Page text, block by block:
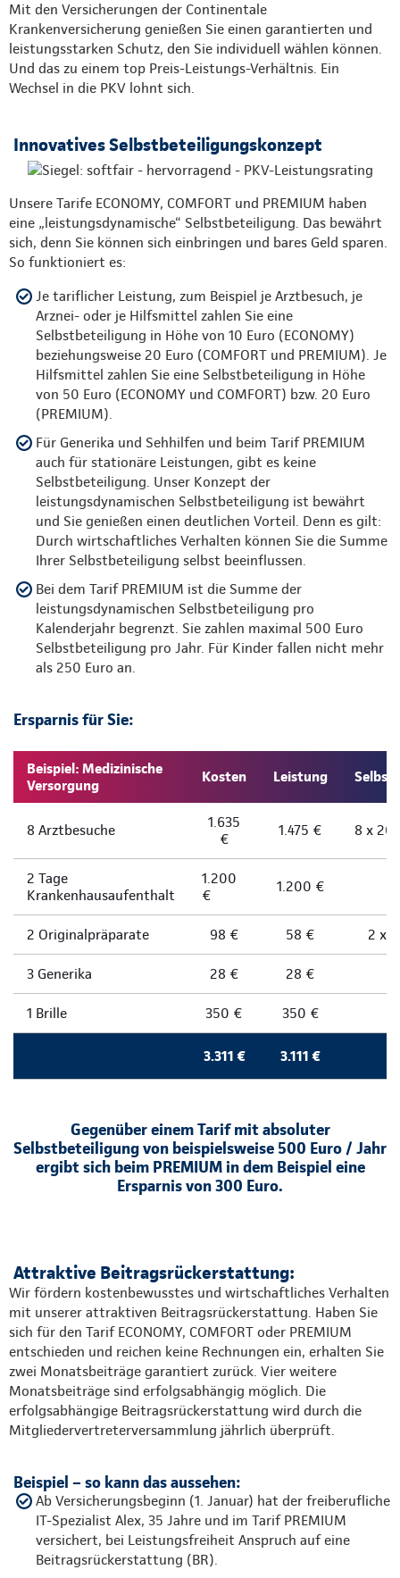
Mit den Versicherungen der Continentale
Krankenversicherung genießen Sie einen garantierten und
leistungsstarken Schutz, den Sie individuell wählen können.
Und das zu einem top Preis-Leistungs-Verhältnis. Ein
Wechsel in die PKV lohnt sich.
Innovatives Selbstbeteiligungskonzept
Unsere Tarife ECONOMY, COMFORT und PREMIUM haben
eine „leistungsdynamische“ Selbstbeteiligung. Das bewährt
sich, denn Sie können sich einbringen und bares Geld sparen.
So funktioniert es:
Je tariflicher Leistung, zum Beispiel je Arztbesuch, je
Arznei- oder je Hilfsmittel zahlen Sie eine
Selbstbeteiligung in Höhe von 10 Euro (ECONOMY)
beziehungsweise 20 Euro (COMFORT und PREMIUM). Je
Hilfsmittel zahlen Sie eine Selbstbeteiligung in Höhe
von 50 Euro (ECONOMY und COMFORT) bzw. 20 Euro
(PREMIUM).
Für Generika und Sehhilfen und beim Tarif PREMIUM
auch für stationäre Leistungen, gibt es keine
Selbstbeteiligung. Unser Konzept der
leistungsdynamischen Selbstbeteiligung ist bewährt
und Sie genießen einen deutlichen Vorteil. Denn es gilt:
Durch wirtschaftliches Verhalten können Sie die Summe
Ihrer Selbstbeteiligung selbst beeinflussen.
Bei dem Tarif PREMIUM ist die Summe der
leistungsdynamischen Selbstbeteiligung pro
Kalenderjahr begrenzt. Sie zahlen maximal 500 Euro
Selbstbeteiligung pro Jahr. Für Kinder fallen nicht mehr
als 250 Euro an.
Ersparnis für Sie:
Beispiel: Medizinische
Versorgung
Kosten Leistung
8 Arztbesuche
1.635
€
1.475 € 8 x 20
2 Tage
Krankenhausaufenthalt
1.200
€
1.200 €
2 Originalpräparate 98 € 58 € 2 x
3 Generika 28 € 28 €
1 Brille 350 € 350 €
3.311 € 3.111 €
Gegenüber einem Tarif mit absoluter
Selbstbeteiligung von beispielsweise 500 Euro / Jahr
ergibt sich beim PREMIUM in dem Beispiel eine
Ersparnis von 300 Euro.
Attraktive Beitragsrückerstattung:
Wir fördern kostenbewusstes und wirtschaftliches Verhalten
mit unserer attraktiven Beitragsrückerstattung. Haben Sie
sich für den Tarif ECONOMY, COMFORT oder PREMIUM
entschieden und reichen keine Rechnungen ein, erhalten Sie
zwei Monatsbeiträge garantiert zurück. Vier weitere
Monatsbeiträge sind erfolgsabhängig möglich. Die
erfolgsabhängige Beitragsrückerstattung wird durch die
Mitgliedervertreterversammlung jährlich überprüft.
Beispiel – so kann das aussehen:
Ab Versicherungsbeginn (1. Januar) hat der freiberufliche
IT-Spezialist Alex, 35 Jahre und im Tarif PREMIUM
versichert, bei Leistungsfreiheit Anspruch auf eine
Beitragsrückerstattung (BR).